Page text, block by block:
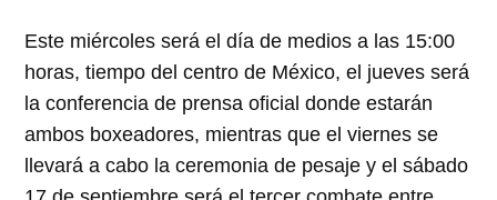
Este miércoles será el día de medios a las 15:00
horas, tiempo del centro de México, el jueves será
la conferencia de prensa oficial donde estarán
ambos boxeadores, mientras que el viernes se
llevará a cabo la ceremonia de pesaje y el sábado